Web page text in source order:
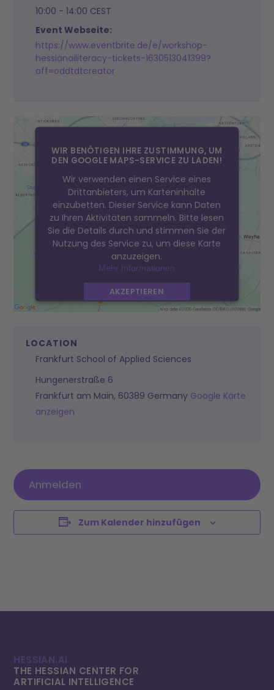
10:00 - 14:00 CEST
Event Webseite:
https://www.eventbrite.de/e/workshop-
hessianailiteracy-tickets-1630513041399?
aff=oddtdtcreator
LOCATION
Frankfurt School of Applied Sciences
Hungenerstraße 6
Frankfurt am Main, 60389 Germany Google Karte
anzeigen
WIR BENÖTIGEN IHRE ZUSTIMMUNG, UM
DEN GOOGLE MAPS-SERVICE ZU LADEN!
Wir verwenden einen Service eines
Drittanbieters, um Karteninhalte
einzubetten. Dieser Service kann Daten
zu Ihren Aktivitäten sammeln. Bitte lesen
Sie die Details durch und stimmen Sie der
Nutzung des Service zu, um diese Karte
anzuzeigen.
Mehr Informationen
AKZEPTIEREN
powered by
Usercentrics Consent
Anmelden
Zum Kalender hinzufügen
HESSIAN.AI
THE HESSIAN CENTER FOR
ARTIFICIAL INTELLI­GENCE